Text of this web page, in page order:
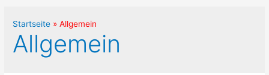
Startseite Allgemein
Allgemein